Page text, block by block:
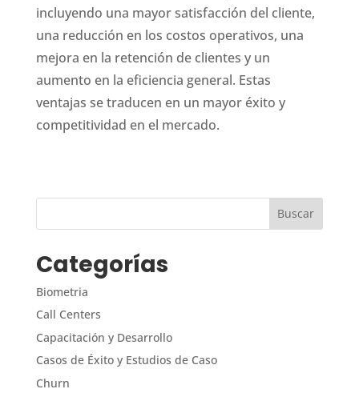
incluyendo una mayor satisfacción del cliente,
una reducción en los costos operativos, una
mejora en la retención de clientes y un
aumento en la eficiencia general. Estas
ventajas se traducen en un mayor éxito y
competitividad en el mercado.
Categorías
Biometria
Call Centers
Capacitación y Desarrollo
Casos de Éxito y Estudios de Caso
Churn